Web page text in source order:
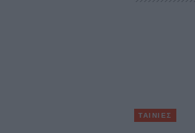
ΤΑΙΝΙΕΣ